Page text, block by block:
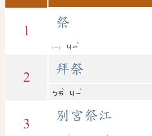
1
祭
ㄐㄧ
ˋ
2
拜祭
ㄅㄞ
ˋ
ㄐㄧ
ˋ
3
別宮祭江